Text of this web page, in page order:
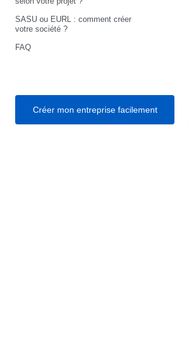
SASU ou EURL : comment créer
votre société ?
FAQ
Créer mon entreprise facilement